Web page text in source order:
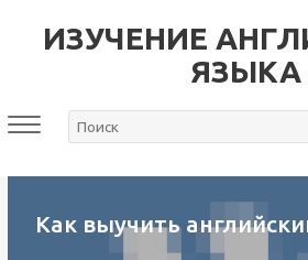
ИЗУЧЕНИЕ
ЯЗЫКА
Как выучить